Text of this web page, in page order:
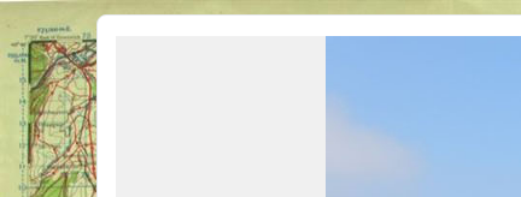
Bienvenue sur LE forum des passionnés de Véhicules Militaires